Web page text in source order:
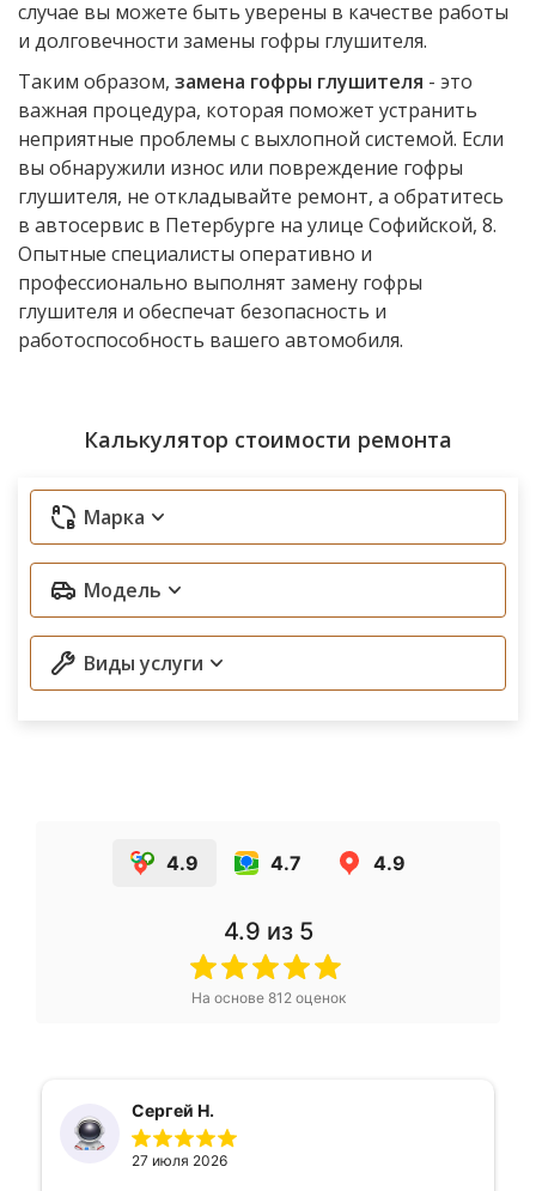
случае вы можете быть уверены в качестве работы
и долговечности замены гофры глушителя.
Таким образом, замена гофры глушителя - это
важная процедура, которая поможет устранить
неприятные проблемы с выхлопной системой. Если
вы обнаружили износ или повреждение гофры
глушителя, не откладывайте ремонт, а обратитесь
в автосервис в Петербурге на улице Софийской, 8.
Опытные специалисты оперативно и
профессионально выполнят замену гофры
глушителя и обеспечат безопасность и
работоспособность вашего автомобиля.
Калькулятор стоимости ремонта
Марка
Модель
Виды услуги
4.9 4.7 4.9
4.9 из 5
На основе 812оценок
Сергей Н.
27 июля 2026